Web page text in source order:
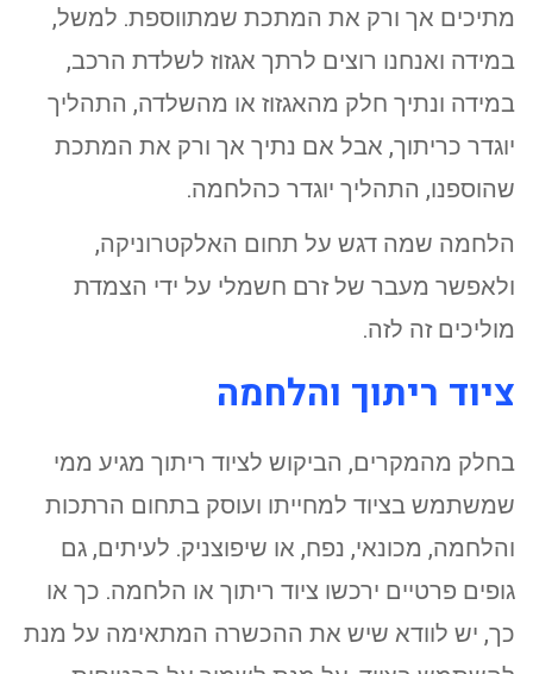
מתיכים אך ורק את המתכת שמתווספת. למשל,
במידה ואנחנו רוצים לרתך אגזוז לשלדת הרכב,
במידה ונתיך חלק מהאגזוז או מהשלדה, התהליך
יוגדר כריתוך, אבל אם נתיך אך ורק את המתכת
שהוספנו, התהליך יוגדר כהלחמה.
הלחמה שמה דגש על תחום האלקטרוניקה,
ולאפשר מעבר של זרם חשמלי על ידי הצמדת
מוליכים זה לזה.
ציוד ריתוך והלחמה
בחלק מהמקרים, הביקוש לציוד ריתוך מגיע ממי
שמשתמש בציוד למחייתו ועוסק בתחום הרתכות
והלחמה, מכונאי, נפח, או שיפוצניק. לעיתים, גם
גופים פרטיים ירכשו ציוד ריתוך או הלחמה. כך או
כך, יש לוודא שיש את ההכשרה המתאימה על מנת